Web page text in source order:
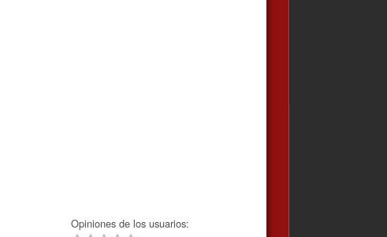
Opiniones de los usuarios: